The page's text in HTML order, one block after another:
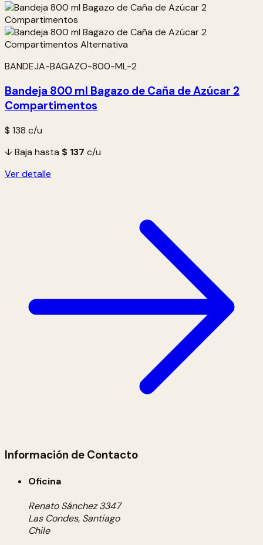
BANDEJA-BAGAZO-800-ML-2
Bandeja 800 ml Bagazo de Caña de Azúcar 2
Compartimentos
$ 138 c/u
↓ Baja hasta $ 137 c/u
Ver detalle
Información de Contacto
Oficina
Renato Sánchez 3347
Las Condes, Santiago
Chile